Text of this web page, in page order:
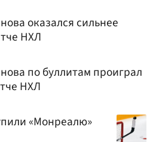
оказался сильнее
НХЛ
по буллитам проиграл
НХЛ
«Монреалю»